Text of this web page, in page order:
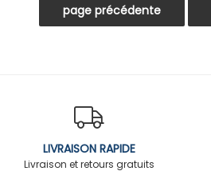
LIVRAISON RAPIDE
Livraison et retours gratuits